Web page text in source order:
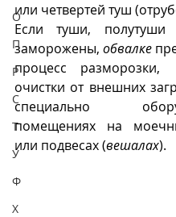
О
П
Р
С
Т
У
Ф
Х
или четвертей туш
Если туши, полутуши
заморожены, обвалке
процесс
очистки от внешних
специально
помещениях на
или подвесах (вешалах).